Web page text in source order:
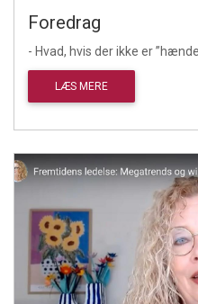
Foredrag
- Hvad, hvis der ikke er
LÆS MERE